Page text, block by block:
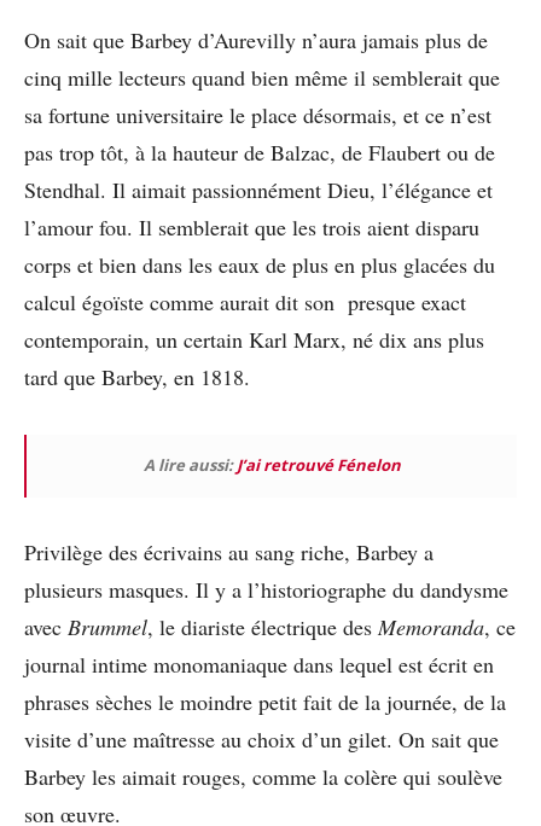
On sait que Barbey d’Aurevilly n’aura jamais plus de
cinq mille lecteurs quand bien même il semblerait que
sa fortune universitaire le place désormais, et ce n’est
pas trop tôt, à la hauteur de Balzac, de Flaubert ou de
Stendhal. Il aimait passionnément Dieu, l’élégance et
l’amour fou. Il semblerait que les trois aient disparu
corps et bien dans les eaux de plus en plus glacées du
calcul égoïste comme aurait dit son presque exact
contemporain, un certain Karl Marx, né dix ans plus
tard que Barbey, en 1818.
A lire aussi:J’ai retrouvé Fénelon
Privilège des écrivains au sang riche, Barbey a
plusieurs masques. Il y a l’historiographe du dandysme
avec Brummel, le diariste électrique desMemoranda, ce
journal intime monomaniaque dans lequel est écrit en
phrases sèches le moindre petit fait de la journée, de la
visite d’une maîtresse au choix d’un gilet. On sait que
Barbey les aimait rouges, comme la colère qui soulève
son œuvre.